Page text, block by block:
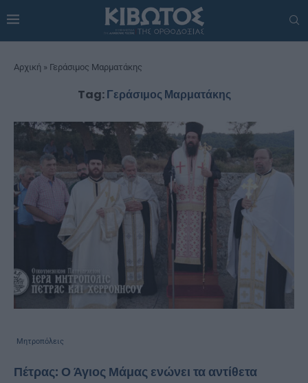
Αρχική » Γεράσιμος Μαρματάκης
Tag:Γεράσιμος Μαρματάκης
Μητροπόλεις
Πέτρας: Ο Άγιος Μάμας ενώνει τα αντίθετα